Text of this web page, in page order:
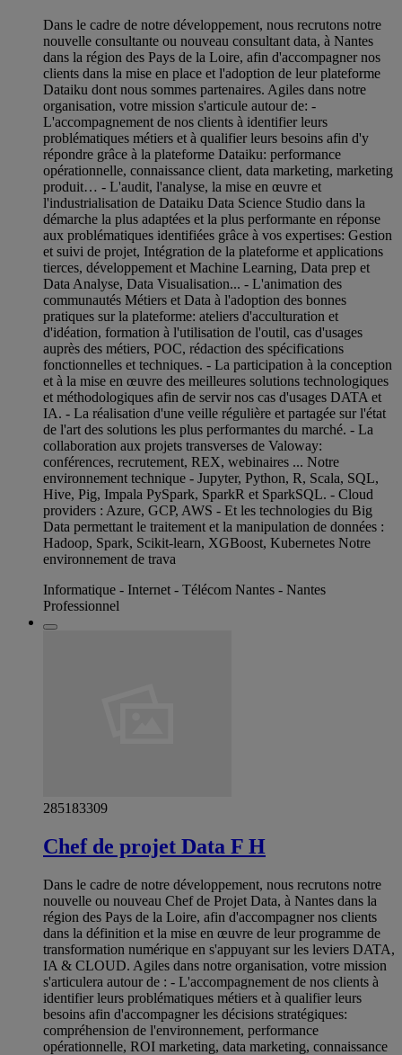
Dans le cadre de notre développement, nous recrutons notre
nouvelle consultante ou nouveau consultant data, à Nantes
dans la région des Pays de la Loire, afin d'accompagner nos
clients dans la mise en place et l'adoption de leur plateforme
Dataiku dont nous sommes partenaires. Agiles dans notre
organisation, votre mission s'articule autour de: -
L'accompagnement de nos clients à identifier leurs
problématiques métiers et à qualifier leurs besoins afin d'y
répondre grâce à la plateforme Dataiku: performance
opérationnelle, connaissance client, data marketing, marketing
produit… - L'audit, l'analyse, la mise en œuvre et
l'industrialisation de Dataiku Data Science Studio dans la
démarche la plus adaptées et la plus performante en réponse
aux problématiques identifiées grâce à vos expertises: Gestion
et suivi de projet, Intégration de la plateforme et applications
tierces, développement et Machine Learning, Data prep et
Data Analyse, Data Visualisation... - L'animation des
communautés Métiers et Data à l'adoption des bonnes
pratiques sur la plateforme: ateliers d'acculturation et
d'idéation, formation à l'utilisation de l'outil, cas d'usages
auprès des métiers, POC, rédaction des spécifications
fonctionnelles et techniques. - La participation à la conception
et à la mise en œuvre des meilleures solutions technologiques
et méthodologiques afin de servir nos cas d'usages DATA et
IA. - La réalisation d'une veille régulière et partagée sur l'état
de l'art des solutions les plus performantes du marché. - La
collaboration aux projets transverses de Valoway:
conférences, recrutement, REX, webinaires ... Notre
environnement technique - Jupyter, Python, R, Scala, SQL,
Hive, Pig, Impala PySpark, SparkR et SparkSQL. - Cloud
providers : Azure, GCP, AWS - Et les technologies du Big
Data permettant le traitement et la manipulation de données :
Hadoop, Spark, Scikit-learn, XGBoost, Kubernetes Notre
environnement de trava
Informatique - Internet - Télécom Nantes - Nantes
Professionnel
285183309
Chef de projet Data F H
Dans le cadre de notre développement, nous recrutons notre
nouvelle ou nouveau Chef de Projet Data, à Nantes dans la
région des Pays de la Loire, afin d'accompagner nos clients
dans la définition et la mise en œuvre de leur programme de
transformation numérique en s'appuyant sur les leviers DATA,
IA & CLOUD. Agiles dans notre organisation, votre mission
s'articulera autour de : - L'accompagnement de nos clients à
identifier leurs problématiques métiers et à qualifier leurs
besoins afin d'accompagner les décisions stratégiques:
compréhension de l'environnement, performance
opérationnelle, ROI marketing, data marketing, connaissance